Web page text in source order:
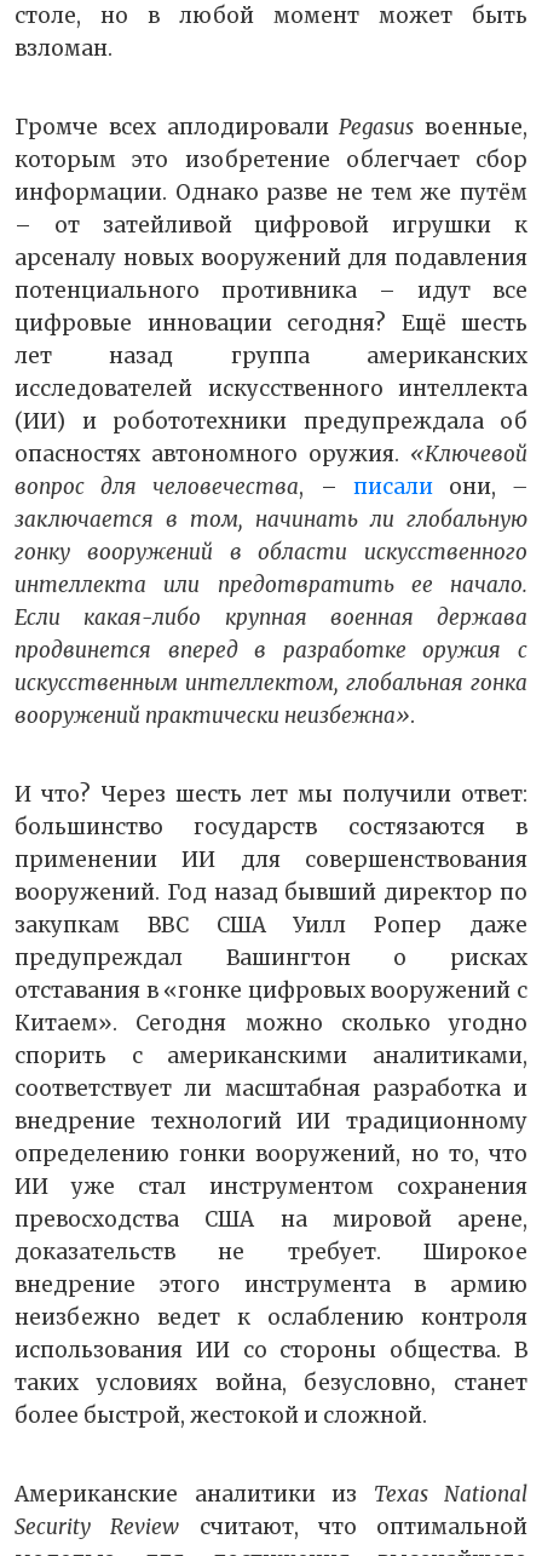
столе, но в любой момент может быть
взломан.
Громче всех аплодировалиPegasus военные,
которым это изобретение облегчает сбор
информации. Однако разве не тем же путём
– от затейливой цифровой игрушки к
арсеналу новых вооружений для подавления
потенциального противника – идут все
цифровые инновации сегодня? Ещё шесть
лет назад группа американских
исследователей искусственного интеллекта
(ИИ) и робототехники предупреждала об
опасностях автономного оружия. «Ключевой
вопрос для человечества, – писалиони, –
заключается в том, начинать ли глобальную
гонку вооружений в области искусственного
интеллекта или предотвратить ее начало.
Если какая-либо крупная военная держава
продвинется вперед в разработке оружия с
искусственным интеллектом, глобальная гонка
вооружений практически неизбежна».
И что? Через шесть лет мы получили ответ:
большинство государств состязаются в
применении ИИ для совершенствования
вооружений. Год назад бывший директор по
закупкам ВВС США Уилл Ропер даже
предупреждал Вашингтон о рисках
отставания в «гонке цифровых вооружений с
Китаем». Сегодня можно сколько угодно
спорить с американскими аналитиками,
соответствует ли масштабная разработка и
внедрение технологий ИИ традиционному
определению гонки вооружений, но то, что
ИИ уже стал инструментом сохранения
превосходства США на мировой арене,
доказательств не требует. Широкое
внедрение этого инструмента в армию
неизбежно ведет к ослаблению контроля
использования ИИ со стороны общества. В
таких условиях война, безусловно, станет
более быстрой, жестокой и сложной.
Американские аналитики из Texas National
Security Review считают, что оптимальной